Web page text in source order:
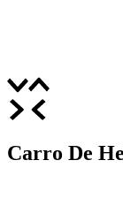
Carro De